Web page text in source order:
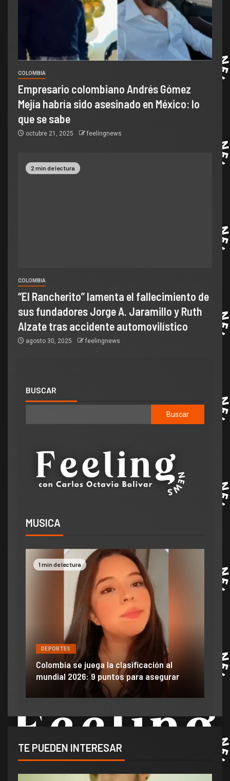
COLOMBIA
Empresario colombiano Andrés Gómez
Mejía habría sido asesinado en México: lo
que se sabe
octubre 21, 2025 feelingnews
2 min de lectura
COLOMBIA
“El Rancherito” lamenta el fallecimiento de
sus fundadores Jorge A. Jaramillo y Ruth
Alzate tras accidente automovilístico
agosto 30, 2025 feelingnews
BUSCAR
Buscar
MUSICA
1 min de lectura
DEPORTES
Colombia se juega la clasificación al
mundial 2026: 9 puntos para asegurar
TE PUEDEN INTERESAR